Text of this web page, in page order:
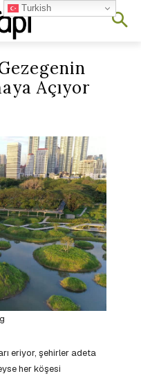
Açıyor
eriyor, şehirler adeta
her köşesi
Turkish